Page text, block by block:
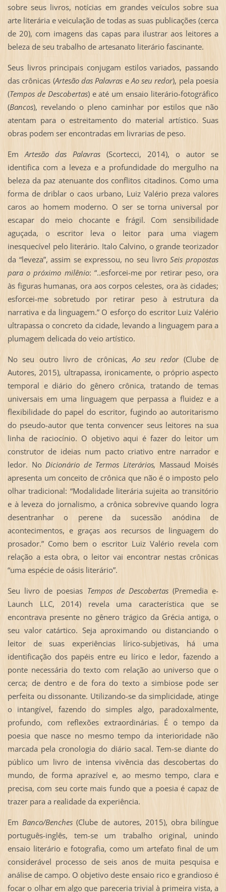
sobre seus livros, notícias em grandes veículos sobre sua
arte literária e veiculação de todas as suas publicações (cerca
de 20), com imagens das capas para ilustrar aos leitores a
beleza de seu trabalho de artesanato literário fascinante.
Seus livros principais conjugam estilos variados, passando
das crônicas (Artesão das Palavras eAo seu redor), pela poesia
(Tempos de Descobertas) e até um ensaio literário-fotográfico
(Bancos), revelando o pleno caminhar por estilos que não
atentam para o estreitamento do material artístico. Suas
obras podem ser encontradas em livrarias de peso.
EmArtesão das Palavras (Scortecci, 2014), o autor se
identifica com a leveza e a profundidade do mergulho na
beleza da paz atenuante dos conflitos citadinos. Como uma
forma de driblar o caos urbano, Luiz Valério preza valores
caros ao homem moderno. O ser se torna universal por
escapar do meio chocante e frágil. Com sensibilidade
aguçada, o escritor leva o leitor para uma viagem
inesquecível pelo literário. Italo Calvino, o grande teorizador
da “leveza”, assim se expressou, no seu livroSeis propostas
para o próximo milênio: “..esforcei-me por retirar peso, ora
às figuras humanas, ora aos corpos celestes, ora às cidades;
esforcei-me sobretudo por retirar peso à estrutura da
narrativa e da linguagem.” O esforço do escritor Luiz Valério
ultrapassa o concreto da cidade, levando a linguagem para a
plumagem delicada do veio artístico.
No seu outro livro de crônicas,Ao seu redor(Clube de
Autores, 2015), ultrapassa, ironicamente, o próprio aspecto
temporal e diário do gênero crônica, tratando de temas
universais em uma linguagem que perpassa a fluidez e a
flexibilidade do papel do escritor, fugindo ao autoritarismo
do pseudo-autor que tenta convencer seus leitores na sua
linha de raciocínio. O objetivo aqui é fazer do leitor um
construtor de ideias num pacto criativo entre narrador e
ledor. NoDicionário de Termos Literários, Massaud Moisés
apresenta um conceito de crônica que não é o imposto pelo
olhar tradicional: “Modalidade literária sujeita ao transitório
e à leveza do jornalismo, a crônica sobrevive quando logra
desentranhar o perene da sucessão anódina de
acontecimentos, e graças aos recursos de linguagem do
prosador.” Como bem o escritor Luiz Valério revela com
relação a esta obra, o leitor vai encontrar nestas crônicas
“uma espécie de oásis literário”.
Seu livro de poesias Tempos de Descobertas(Premedia e-
Launch LLC, 2014) revela uma característica que se
encontrava presente no gênero trágico da Grécia antiga, o
seu valor catártico. Seja aproximando ou distanciando o
leitor de suas experiências lírico-subjetivas, há uma
identificação dos papéis entre eu lírico e ledor, fazendo a
ponte necessária do texto com relação ao universo que o
cerca; de dentro e de fora do texto a simbiose pode ser
perfeita ou dissonante. Utilizando-se da simplicidade, atinge
o intangível, fazendo do simples algo, paradoxalmente,
profundo, com reflexões extraordinárias. É o tempo da
poesia que nasce no mesmo tempo da interioridade não
marcada pela cronologia do diário sacal. Tem-se diante do
público um livro de intensa vivência das descobertas do
mundo, de forma aprazível e, ao mesmo tempo, clara e
precisa, com seu corte mais fundo que a poesia é capaz de
trazer para a realidade da experiência.
Em Banco/Benches(Clube de autores, 2015), obra bilíngue
português-inglês, tem-se um trabalho original, unindo
ensaio literário e fotografia, como um artefato final de um
considerável processo de seis anos de muita pesquisa e
análise de campo. O objetivo deste ensaio rico e grandioso é
focar o olhar em algo que pareceria trivial à primeira vista, a